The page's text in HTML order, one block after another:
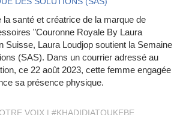
la santé et créatrice de la marque de
"Couronne Royale By Laura
Suisse, Laura Loudjop soutient la Semaine
(SAS). Dans un courrier adressé au
ce 22 août 2023, cette femme engagée
sa présence physique.
VOIX #KHADIDIATOUKEBE